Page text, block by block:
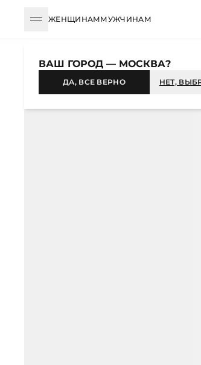
ЖЕНЩИНАММУЖЧИНАМ
ВАШ ГОРОД — МОСКВА?
ДА, ВСЕ ВЕРНО НЕТ,